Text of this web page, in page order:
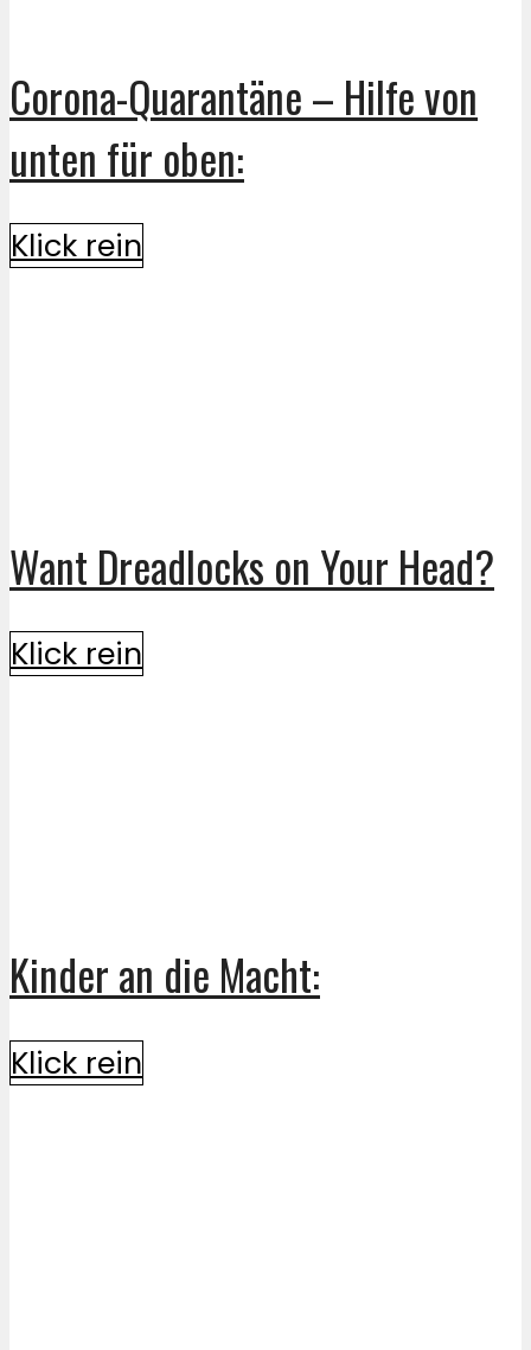
Corona-Quarantäne – Hilfe von
unten für oben:
Klick rein
Want Dreadlocks on Your Head?
Klick rein
Kinder an die Macht:
Klick rein